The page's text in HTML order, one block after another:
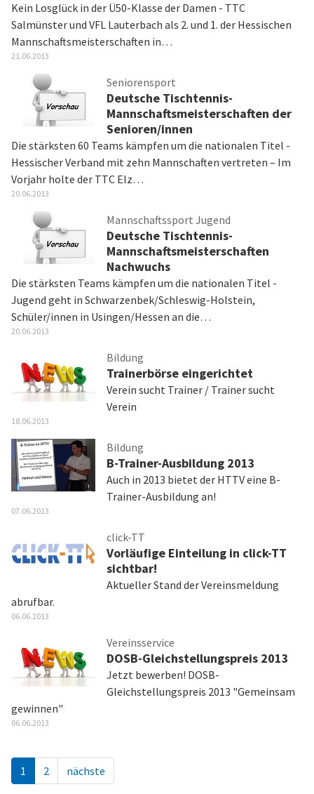
Kein Losglück in der Ü50-Klasse der Damen - TTC
Salmünster und VFL Lauterbach als 2. und 1. der Hessischen
Mannschaftsmeisterschaften in…
21.06.2013
Seniorensport
Deutsche Tischtennis-
Mannschaftsmeisterschaften der
Senioren/innen
Die stärksten 60 Teams kämpfen um die nationalen Titel -
Hessischer Verband mit zehn Mannschaften vertreten – Im
Vorjahr holte der TTC Elz…
20.06.2013
Mannschaftssport Jugend
Deutsche Tischtennis-
Mannschaftsmeisterschaften
Nachwuchs
Die stärksten Teams kämpfen um die nationalen Titel -
Jugend geht in Schwarzenbek/Schleswig-Holstein,
Schüler/innen in Usingen/Hessen an die…
20.06.2013
Bildung
Trainerbörse eingerichtet
Verein sucht Trainer / Trainer sucht
Verein
18.06.2013
Bildung
B-Trainer-Ausbildung 2013
Auch in 2013 bietet der HTTV eine B-
Trainer-Ausbildung an!
07.06.2013
click-TT
Vorläufige Einteilung in click-TT
sichtbar!
Aktueller Stand der Vereinsmeldung
abrufbar.
06.06.2013
Vereinsservice
DOSB-Gleichstellungspreis 2013
Jetzt bewerben! DOSB-
Gleichstellungspreis 2013 "Gemeinsam
gewinnen"
06.06.2013
1 2 nächste